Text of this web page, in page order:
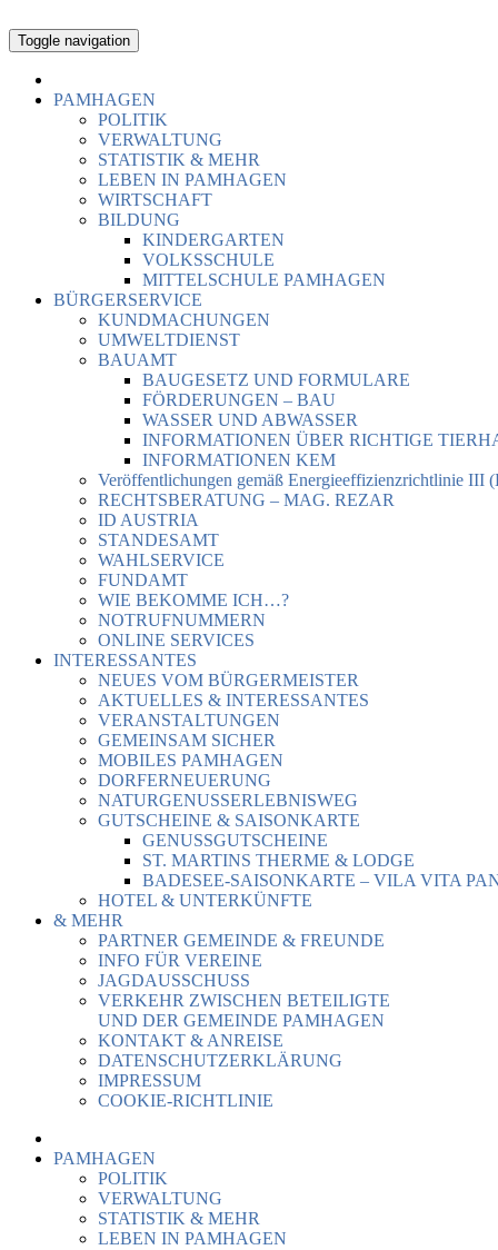
Toggle navigation
PAMHAGEN
POLITIK
VERWALTUNG
STATISTIK & MEHR
LEBEN IN PAMHAGEN
WIRTSCHAFT
BILDUNG
KINDERGARTEN
VOLKSSCHULE
MITTELSCHULE PAMHAGEN
BÜRGERSERVICE
KUNDMACHUNGEN
UMWELTDIENST
BAUAMT
BAUGESETZ UND FORMULARE
FÖRDERUNGEN – BAU
WASSER UND ABWASSER
INFORMATIONEN ÜBER RICHTIGE
INFORMATIONEN KEM
Veröffentlichungen gemäß Energieeffizienzrichtlinie III
RECHTSBERATUNG – MAG. REZAR
ID AUSTRIA
STANDESAMT
WAHLSERVICE
FUNDAMT
WIE BEKOMME ICH…?
NOTRUFNUMMERN
ONLINE SERVICES
INTERESSANTES
NEUES VOM BÜRGERMEISTER
AKTUELLES & INTERESSANTES
VERANSTALTUNGEN
GEMEINSAM SICHER
MOBILES PAMHAGEN
DORFERNEUERUNG
NATURGENUSSERLEBNISWEG
GUTSCHEINE & SAISONKARTE
GENUSSGUTSCHEINE
ST. MARTINS THERME & LODGE
BADESEE-SAISONKARTE – VILA VITA
HOTEL & UNTERKÜNFTE
& MEHR
PARTNER GEMEINDE & FREUNDE
INFO FÜR VEREINE
JAGDAUSSCHUSS
VERKEHR ZWISCHEN BETEILIGTE
UND DER GEMEINDE PAMHAGEN
KONTAKT & ANREISE
DATENSCHUTZERKLÄRUNG
IMPRESSUM
COOKIE-RICHTLINIE
PAMHAGEN
POLITIK
VERWALTUNG
STATISTIK & MEHR
LEBEN IN PAMHAGEN